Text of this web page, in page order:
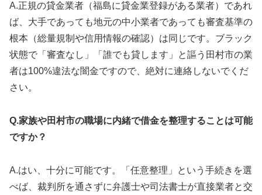
A.正規の貸金業者（福島に貸金業登録がある業者）であれ
ば、大手であっても地元の中小業者であっても審査基準の
根本（総量規制や信用情報の確認）は同じです。ブラック
状態で「審査なし」「誰でも貸します」と謳う田村市の業
者は100%違法な闇金ですので、絶対に連絡しないでくだ
さい。
Q.家族や田村市の職場に内緒で借金を整理することは可能
ですか？
A.はい、十分に可能です。「任意整理」という手続きを選
べば、裁判所を通さずに弁護士や司法書士が直接業者と交